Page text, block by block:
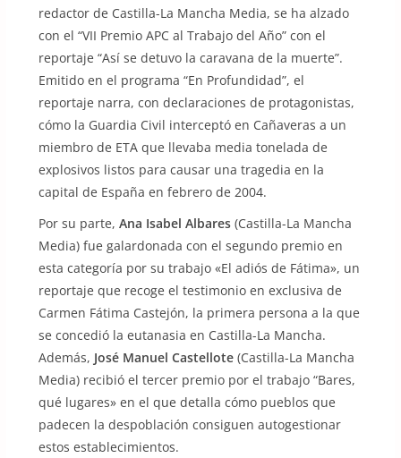
redactor de Castilla-La Mancha Media, se ha alzado
con el “VII Premio APC al Trabajo del Año” con el
reportaje “Así se detuvo la caravana de la muerte”.
Emitido en el programa “En Profundidad”, el
reportaje narra, con declaraciones de protagonistas,
cómo la Guardia Civil interceptó en Cañaveras a un
miembro de ETA que llevaba media tonelada de
explosivos listos para causar una tragedia en la
capital de España en febrero de 2004.
Por su parte, Ana Isabel Albares (Castilla-La Mancha
Media) fue galardonada con el segundo premio en
esta categoría por su trabajo «El adiós de Fátima», un
reportaje que recoge el testimonio en exclusiva de
Carmen Fátima Castejón, la primera persona a la que
se concedió la eutanasia en Castilla-La Mancha.
Además, José Manuel Castellote(Castilla-La Mancha
Media) recibió el tercer premio por el trabajo “Bares,
qué lugares» en el que detalla cómo pueblos que
padecen la despoblación consiguen autogestionar
estos establecimientos.